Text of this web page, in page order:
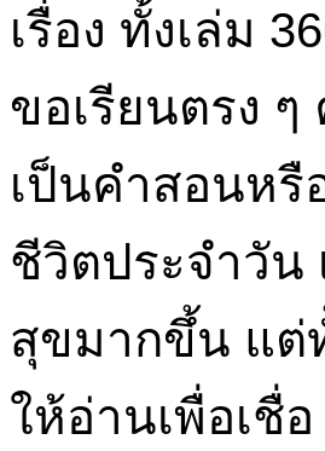
เรื่อง ทั้งเล่ม
ขอเรียนตรง
เป็นคำสอนหรื
ชีวิตประจำวั
สุขมากขึ้น แต่
ให้อ่านเพื่อเชื่